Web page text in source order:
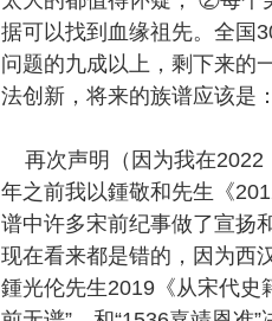
据可以找到血缘祖先。全国
问题的九成以上，剩下来的
法创新，将来的族谱应该是
再次声明（因为我在2022
年之前我以鍾敬和先生《
谱中许多宋前纪事做了宣扬
现在看来都是错的，因为西
鍾光伦先生2019《从宋代史